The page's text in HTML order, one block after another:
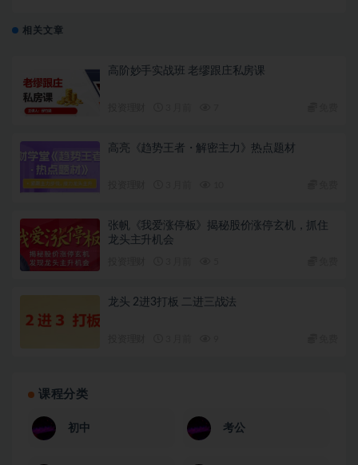
相关文章
高阶妙手实战班 老缪跟庄私房课
高亮《趋势王者・解密主力》热点题材
张帆《我爱涨停板》揭秘股价涨停玄机，抓住
龙头主升机会
龙头 2进3打板 二进三战法
课程分类
初中 考公